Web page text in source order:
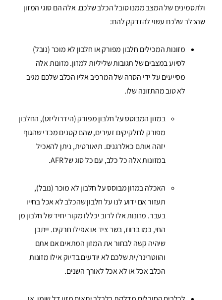
ולתסמינים של המצב ממנו סובל הכלב שלכם. אלה הם סוגי המזון
שהכלב שלכם עשוי להזדקק להם:
מזונות המכילים חלבון מפורק או חלבון לא מוכר (נובל)
לסיוע במצבים של תגובות שליליות למזון. מזונות אלה
מסייעים על ידי הסרה של המרכיב אליו הכלב שלכם מגיב
לא טוב מהתזונה שלו.
במזון המבוסס על חלבון מפורק (הידרוליזט), החלבון
מפורק לחלקיקים זעירים, שהם קטנים מכדי שהגוף
יזהה אותם כאלרגנים. תיאורטית, ניתן להאכיל
במזונות אלה כל כלב, עם כל סוג של AFR.
האכלה במזון מבוסס על חלבון לא מוכר (נובל),
תעזור אם ידוע לנו על חלבון שהכלב לא אכל בחייו
בעבר. מזונות אלו לרוב יכללו מקור יחיד של חלבון מן
החי, כמו ברווז, בשר ציד או אפילו חרקים. ייתכן
שיהיה קשה לבחור את המזון המתאים אם אתם
והווטרינר/ית שלכם לא יודעים בדיוק אילו מזונות
הכלב אכל או לא אכל לאורך השנים.